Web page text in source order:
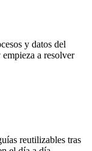
y datos del
a resolver
reutilizables tras